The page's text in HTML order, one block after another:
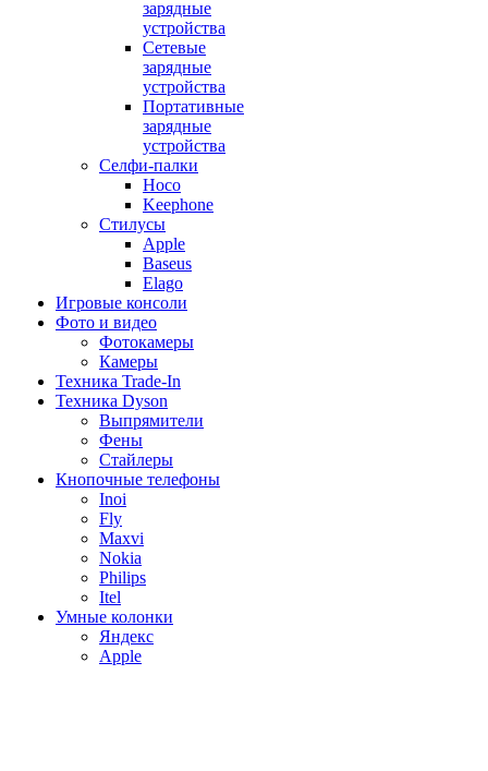
зарядные
устройства
Сетевые
зарядные
устройства
Портативные
зарядные
устройства
Селфи-палки
Hoco
Keephone
Стилусы
Apple
Baseus
Elago
Игровые консоли
Фото и видео
Фотокамеры
Камеры
Техника Trade-In
Техника Dyson
Выпрямители
Фены
Стайлеры
Кнопочные телефоны
Inoi
Fly
Maxvi
Nokia
Philips
Itel
Умные колонки
Яндекс
Apple